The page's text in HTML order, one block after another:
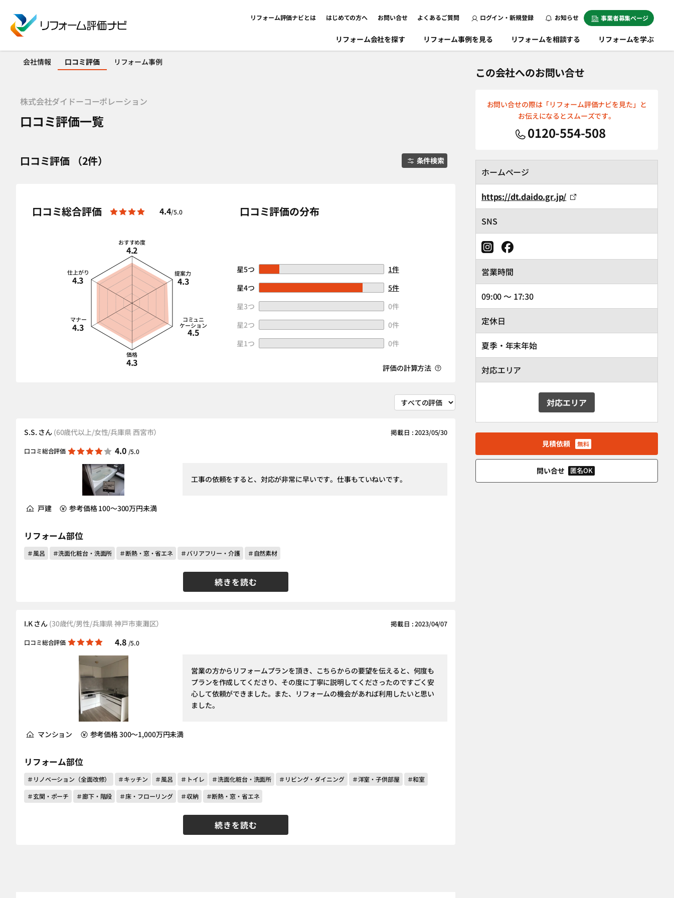
リフォーム評価ナビとは はじめての方へ お問い合せ よくあるご質問 ログイン・新規登録 お知らせ 事業者募集ページ
リフォーム会社を探す リフォーム事例を見る リフォームを相談する リフォームを学ぶ
会社情報 口コミ評価 リフォーム事例
株式会社ダイドーコーポレーション
口コミ評価一覧
口コミ評価 （2件） 条件検索
口コミ総合評価 4.4/5.0
おすすめ度
4.2
提案力
4.3
コミュニ
ケーション
4.5
価格
4.3
マナー
4.3
仕上がり
4.3
口コミ評価の分布
星5つ
1件
星4つ
5件
星3つ
0件
星2つ
0件
星1つ
0件
評価の計算方法
S.S. さん (60歳代以上/女性/兵庫県 西宮市） 掲載日 : 2023/05/30
口コミ総合評価 4.0 /5.0
工事の依頼をすると、対応が非常に早いです。仕事もていねいです。
続きを読む
戸建 参考価格 100～300万円未満
リフォーム部位
＃風呂 ＃洗面化粧台・洗面所 ＃断熱・窓・省エネ ＃バリアフリー・介護 ＃自然素材
I.K さん (30歳代/男性/兵庫県 神戸市東灘区） 掲載日 : 2023/04/07
口コミ総合評価 4.8 /5.0
営業の方からリフォームプランを頂き、こちらからの要望を伝えると、何度も
プランを作成してくださり、その度に丁寧に説明してくださったのですごく安
心して依頼ができました。また、リフォームの機会があれば利用したいと思い
ました。
続きを読む
マンション 参考価格 300～1,000万円未満
リフォーム部位
＃リノベーション（全面改修） ＃キッチン ＃風呂 ＃トイレ ＃洗面化粧台・洗面所 ＃リビング・ダイニング ＃洋室・子供部屋
＃和室
＃玄関・ポーチ
＃廊下・階段 ＃床・フローリング ＃収納 ＃断熱・窓・省エネ
この会社へのお問い合せ
お問い合せの際は「リフォーム評価ナビを見た」と
お伝えになるとスムーズです。
0120-554-508
ホームページ
https://dt.daido.gr.jp/
SNS
営業時間
09:00 ～ 17:30
定休日
夏季・年末年始
対応エリア
対応エリア
見積依頼 無料
問い合せ 匿名OK